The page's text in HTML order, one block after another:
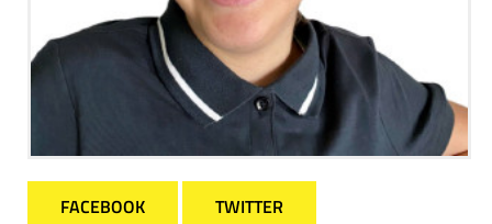
FACEBOOK
TWITTER